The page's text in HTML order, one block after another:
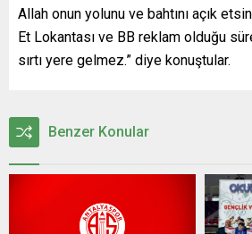
Allah onun yolunu ve bahtını açık
Et Lokantası ve BB reklam olduğu
sırtı yere gelmez.” diye konuştular.
Benzer Konular